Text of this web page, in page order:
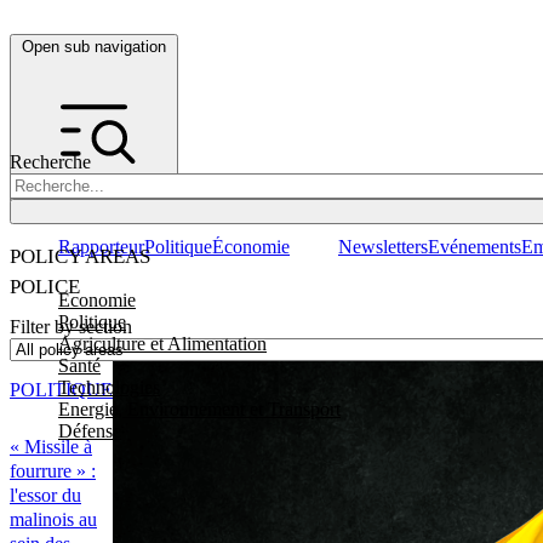
Open sub navigation
Recherche
POLICY AREAS
Economie
Politique
Agriculture et Alimentation
Santé
Technologies
Energie, Environnement et Transport
Défense
RapporteurPolitiqueÉconomie NewslettersEvénements
POLICE
Filter by section
« Missile à
fourrure » :
l'essor du
malinois au
POLITIQUE